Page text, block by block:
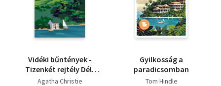
Vidéki bűntények -
Tizenkét rejtély Dél-
Angliából
Agatha Christie
Gyilkosság a
paradicsomban
Tom Hindle